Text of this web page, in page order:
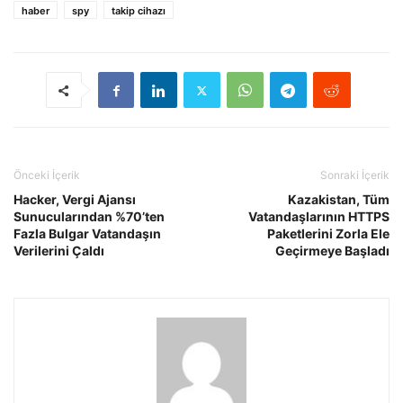
haber spy takip cihazı
Önceki İçerik
Hacker, Vergi Ajansı
Sunucularından %70’ten
Fazla Bulgar Vatandaşın
Verilerini Çaldı
Sonraki İçerik
Kazakistan, Tüm
Vatandaşlarının HTTPS
Paketlerini Zorla Ele
Geçirmeye Başladı